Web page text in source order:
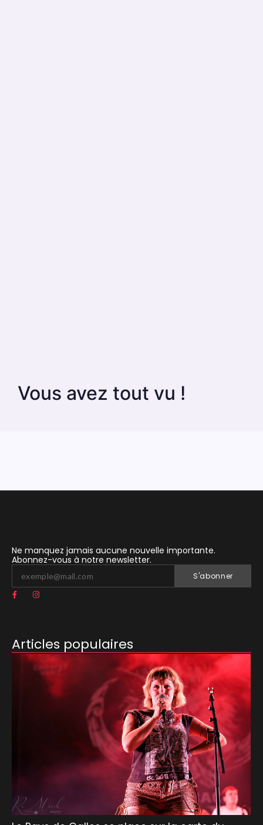
Vous avez tout vu !
Ne manquez jamais aucune nouvelle importante.
Abonnez-vous à notre newsletter.
S'abonner
Articles populaires